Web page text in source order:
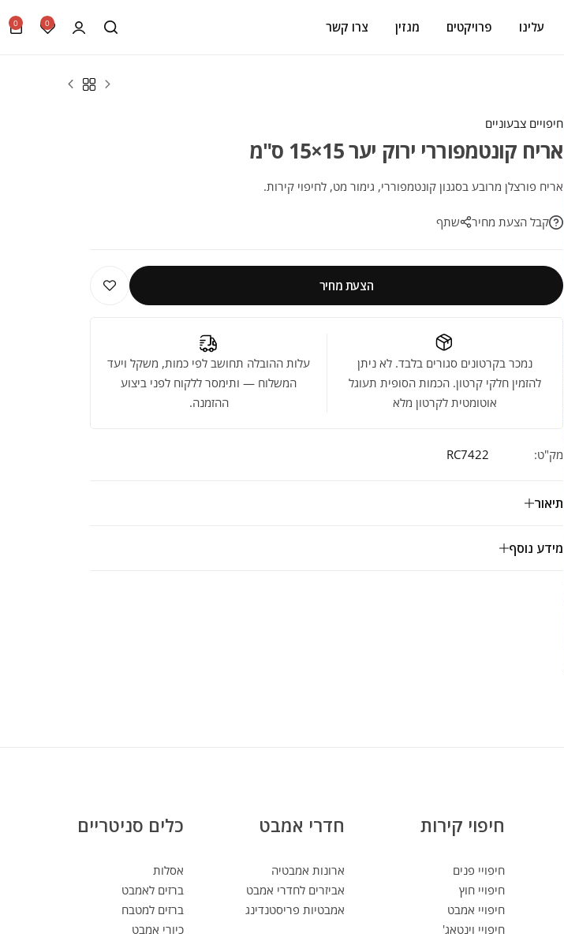
עלינו פרויקטים מגזין צרו קשר 0
0
חיפויים צבעוניים
אריח קונטמפוררי ירוק יער 15×15 ס"מ
אריח פורצלן מרובע בסגנון קונטמפוררי, גימור מט, לחיפוי קירות.
קבל הצעת מחיר שתף
הצעת מחיר
נמכר בקרטונים סגורים בלבד. לא ניתן
להזמין חלקי קרטון. הכמות הסופית תעוגל
אוטומטית לקרטון מלא
עלות ההובלה תחושב לפי כמות, משקל ויעד
המשלוח — ותימסר ללקוח לפני ביצוע
ההזמנה.
מק"ט: RC7422
תיאור
מידע נוסף
חיפוי קירות
חיפויי פנים
חיפויי חוץ
חיפויי אמבט
חיפויי וינטאג'
חדרי אמבט
ארונות אמבטיה
אביזרים לחדרי אמבט
אמבטיות פריסטנדינג
כלים סניטריים
אסלות
ברזים לאמבט
ברזים למטבח
כיורי אמבט